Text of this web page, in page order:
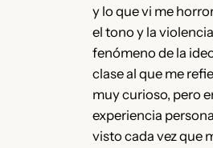
y lo que vi me
el tono y la
fenómeno de la
clase al que me
muy curioso, pero
experiencia
visto cada vez que